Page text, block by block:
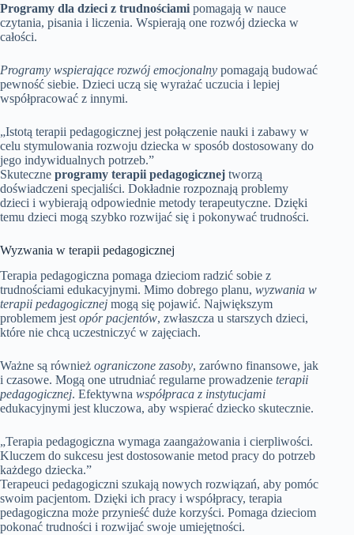
Programy dla dzieci z trudnościami pomagają w nauce
czytania, pisania i liczenia. Wspierają one rozwój dziecka w
całości.
Programy wspierające rozwój emocjonalny pomagają budować
pewność siebie. Dzieci uczą się wyrażać uczucia i lepiej
współpracować z innymi.
„Istotą terapii pedagogicznej jest połączenie nauki i zabawy w
celu stymulowania rozwoju dziecka w sposób dostosowany do
jego indywidualnych potrzeb.”
Skuteczne programy terapii pedagogicznej tworzą
doświadczeni specjaliści. Dokładnie rozpoznają problemy
dzieci i wybierają odpowiednie metody terapeutyczne. Dzięki
temu dzieci mogą szybko rozwijać się i pokonywać trudności.
Wyzwania w terapii pedagogicznej
Terapia pedagogiczna pomaga dzieciom radzić sobie z
trudnościami edukacyjnymi. Mimo dobrego planu, wyzwania w
terapii pedagogicznej mogą się pojawić. Największym
problemem jest opór pacjentów, zwłaszcza u starszych dzieci,
które nie chcą uczestniczyć w zajęciach.
Ważne są również ograniczone zasoby, zarówno finansowe, jak
i czasowe. Mogą one utrudniać regularne prowadzenie terapii
pedagogicznej. Efektywna współpraca z instytucjami
edukacyjnymi jest kluczowa, aby wspierać dziecko skutecznie.
„Terapia pedagogiczna wymaga zaangażowania i cierpliwości.
Kluczem do sukcesu jest dostosowanie metod pracy do potrzeb
każdego dziecka.”
Terapeuci pedagogiczni szukają nowych rozwiązań, aby pomóc
swoim pacjentom. Dzięki ich pracy i współpracy, terapia
pedagogiczna może przynieść duże korzyści. Pomaga dzieciom
pokonać trudności i rozwijać swoje umiejętności.